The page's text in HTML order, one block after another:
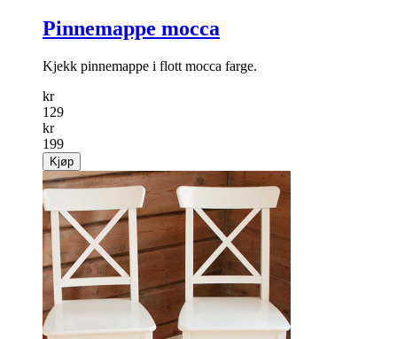
Pinnemappe mocca
Kjekk pinnemappe i flott mocca farge.
kr
129
kr
199
Kjøp